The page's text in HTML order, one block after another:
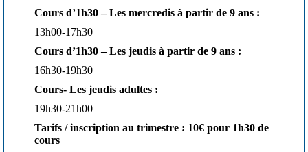
Cours d’1h30 – Les mercredis à partir de 9 ans :
13h00-17h30
Cours d’1h30 – Les jeudis à partir de 9 ans :
16h30-19h30
Cours- Les jeudis adultes :
19h30-21h00
Tarifs / inscription au trimestre : 10€ pour 1h30 de
cours